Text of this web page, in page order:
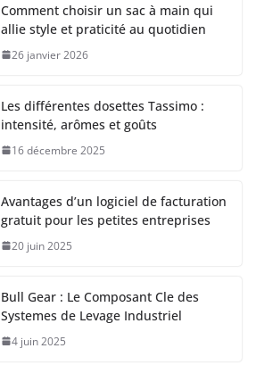
Comment choisir un sac à main qui
allie style et praticité au quotidien
26 janvier 2026
Les différentes dosettes Tassimo :
intensité, arômes et goûts
16 décembre 2025
Avantages d’un logiciel de facturation
gratuit pour les petites entreprises
20 juin 2025
Bull Gear : Le Composant Cle des
Systemes de Levage Industriel
4 juin 2025